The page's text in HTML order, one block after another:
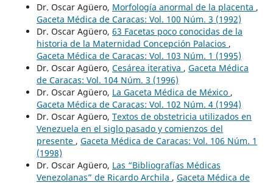
Dr. Oscar Agüero, Morfología anormal de la placenta ,
Gaceta Médica de Caracas: Vol. 100 Núm. 3 (1992)
Dr. Oscar Agüero, 63 Facetas poco conocidas de la
historia de la Maternidad Concepción Palacios ,
Gaceta Médica de Caracas: Vol. 103 Núm. 1 (1995)
Dr. Oscar Agüero, Cesárea iterativa , Gaceta Médica
de Caracas: Vol. 104 Núm. 3 (1996)
Dr. Oscar Agüero, La Gaceta Médica de México ,
Gaceta Médica de Caracas: Vol. 102 Núm. 4 (1994)
Dr. Oscar Agüero, Textos de obstetricia utilizados en
Venezuela en el siglo pasado y comienzos del
presente , Gaceta Médica de Caracas: Vol. 106 Núm. 1
(1998)
Dr. Oscar Agüero, Las “Bibliografías Médicas
Venezolanas” de Ricardo Archila , Gaceta Médica de